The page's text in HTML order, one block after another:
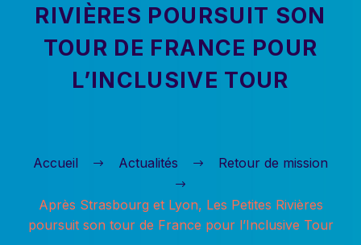
RIVIÈRES POURSUIT SON
TOUR DE FRANCE POUR
L’INCLUSIVE TOUR
Accueil Actualités Retour de mission
Après Strasbourg et Lyon, Les Petites Rivières
poursuit son tour de France pour l’Inclusive Tour